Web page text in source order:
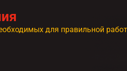
для правильной